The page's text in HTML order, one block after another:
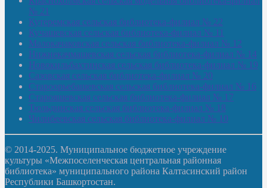
№ 21
Кутеремская сельская библиотека-филиал № 22
Кучашевская сельская библиотека-филиал № 11
Малокачаковская сельская библиотека-филиал № 12
Нижнекачмашевская сельская библиотека-филиал № 14
Новокильбахтинская сельская библиотека-филиал № 19
Сазовская сельская библиотека-филиал № 20
Староорьебашевская сельская библиотека-филиал № 16
Старояшевская сельская библиотека-филиал № 17
Тюльдинская сельская библиотека-филиал № 18
Чилибеевская сельская библиотека-филиал № 10
© 2014-2025. Муниципальное бюджетное учреждение
культуры «Межпоселенческая центральная районная
библиотека» муниципального района Калтасинский район
Республики Башкортостан.